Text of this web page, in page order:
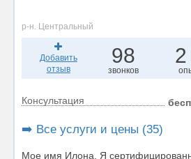
р-н. Центральный
Добавить
отзыв
98
звонков
2
Консультация
➡️ Все услуги и цены (35)
Мое имя Илона, Я